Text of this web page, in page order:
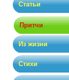
Статьи
Притчи
Из жизни
Стихи